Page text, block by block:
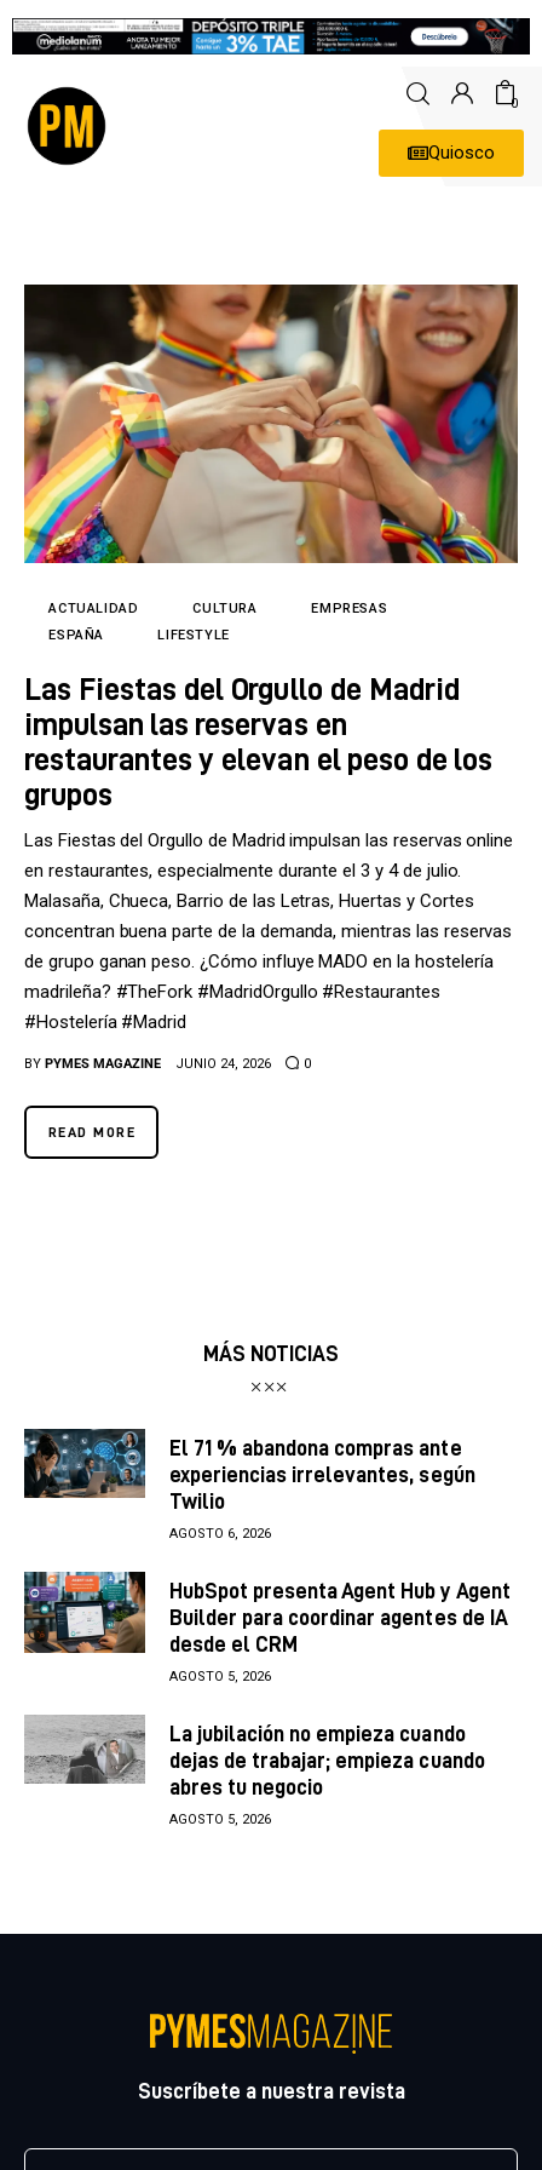
0
Quiosco
Economía
Empresas
Entrevistas
Expertos
Tecnología
Cultura
Directorio
ACTUALIDAD CULTURA
EMPRESAS
ESPAÑA
LIFESTYLE
Las Fiestas del Orgullo de Madrid
impulsan las reservas en
restaurantes y elevan el peso de los
grupos
Las Fiestas del Orgullo de Madrid impulsan las reservas online
en restaurantes, especialmente durante el 3 y 4 de julio.
Malasaña, Chueca, Barrio de las Letras, Huertas y Cortes
concentran buena parte de la demanda, mientras las reservas
de grupo ganan peso. ¿Cómo influye MADO en la hostelería
madrileña? #TheFork #MadridOrgullo #Restaurantes
#Hostelería #Madrid
BY PYMES MAGAZINE JUNIO 24, 2026 0
READ MORE
MÁS NOTICIAS
El 71 % abandona compras ante
experiencias irrelevantes, según
Twilio
AGOSTO 6, 2026
HubSpot presenta Agent Hub y Agent
Builder para coordinar agentes de IA
desde el CRM
AGOSTO 5, 2026
La jubilación no empieza cuando
dejas de trabajar; empieza cuando
abres tu negocio
AGOSTO 5, 2026
Suscríbete a nuestra revista